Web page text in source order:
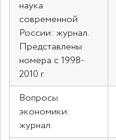
наука
современной
России: журнал.
Представлены
номера с 1998-
2010 г.
Вопросы
экономики:
журнал.